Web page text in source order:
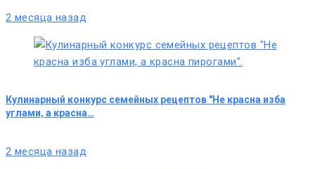
2 месяца назад
Кулинарный конкурс семейных рецептов "Не красна изба
углами, а красна…
2 месяца назад